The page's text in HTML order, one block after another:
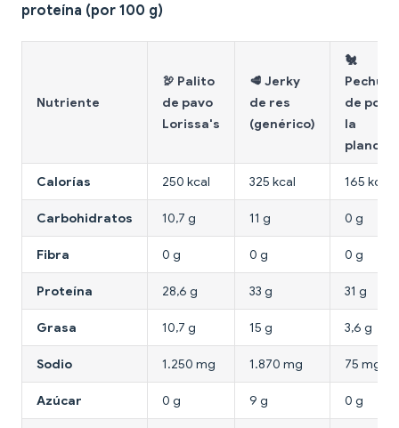
proteína (por 100 g)
Nutriente
🦃 Palito
de pavo
Lorissa's
🥩 Jerky
de res
(genérico)
🐔
Pechuga
de pollo
la
plancha)
Calorías 250 kcal 325 kcal 165 kcal
Carbohidratos 10,7 g 11 g 0 g
Fibra 0 g 0 g 0 g
Proteína 28,6 g 33 g 31 g
Grasa 10,7 g 15 g 3,6 g
Sodio 1.250 mg 1.870 mg 75 mg
Azúcar 0 g 9 g 0 g